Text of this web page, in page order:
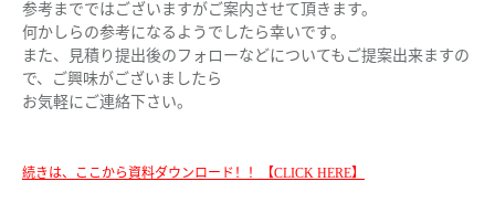
参考までではございますがご案内させて頂きます。
何かしらの参考になるようでしたら幸いです。
また、見積り提出後のフォローなどについてもご提案出来ますの
で、ご興味がございましたら
お気軽にご連絡下さい。
続きは、ここから資料ダウンロード！！【CLICK HERE】